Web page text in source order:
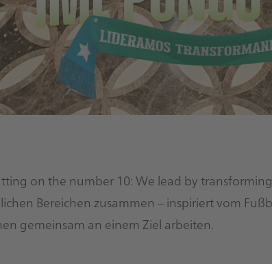
on the number 10: We lead by
Bereichen zusammen – inspiriert vom
gemeinsam an einem Ziel arbeiten.